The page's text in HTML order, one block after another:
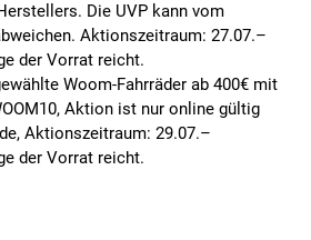
Die UVP kann vom
Aktionszeitraum: 27.07.–
der Vorrat reicht.
Woom-Fahrräder ab 400€ mit
Aktion ist nur online gültig
Aktionszeitraum: 29.07.–
der Vorrat reicht.